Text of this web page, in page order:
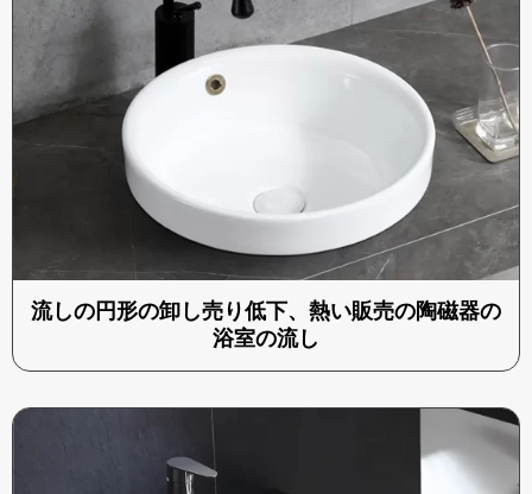
流しの円形の卸し売り低下、熱い販売の陶磁器の
浴室の流し